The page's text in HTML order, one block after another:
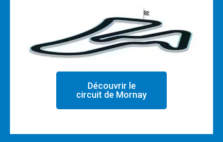
Découvrir le
circuit de Mornay